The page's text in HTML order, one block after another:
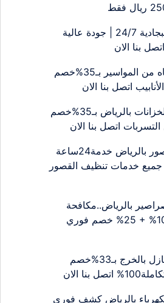
شركة تنظيف بالبجادية 24/7 | جودة عالية
بنا الان
علاج تسرب المياه من المواسير بـ35%خصم
اتصل بنا الان
كشف تسربات الخزانات بالرياض بـ35%خصم
اتصل بنا الان
شركة تنظيف قصور بالرياض خدمة24ساعة
جميع خدمات تنظيف القصور
بالرياض..مكافحة
صراصير آمنة 100% + 25% خصم فوري
شركة تنظيف منازل بالخرج بـ33%خصم
بنا الان
بالرياض كشف فوري